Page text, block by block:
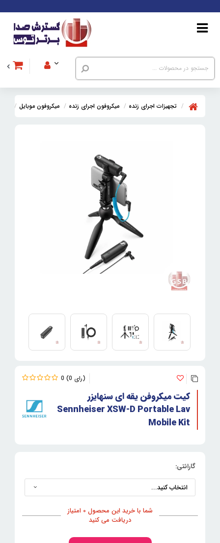
تجهیزات اجرای زنده میکروفون اجرای زنده میکروفون‌ موبایل
0 0
کیت میکروفن یقه ای سنهایزر
Sennheiser XSW-D Portable Lav
Mobile Kit
گارانتی:
شما با خرید این محصول 0 امتیاز
دریافت می کنید